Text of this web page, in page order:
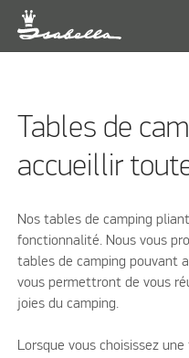
Tables de
accueillir
Nos tables de camping
fonctionnalité. Nous vous
tables de camping pouvant
vous permettront de vous
joies du camping.
Lorsque vous choisissez